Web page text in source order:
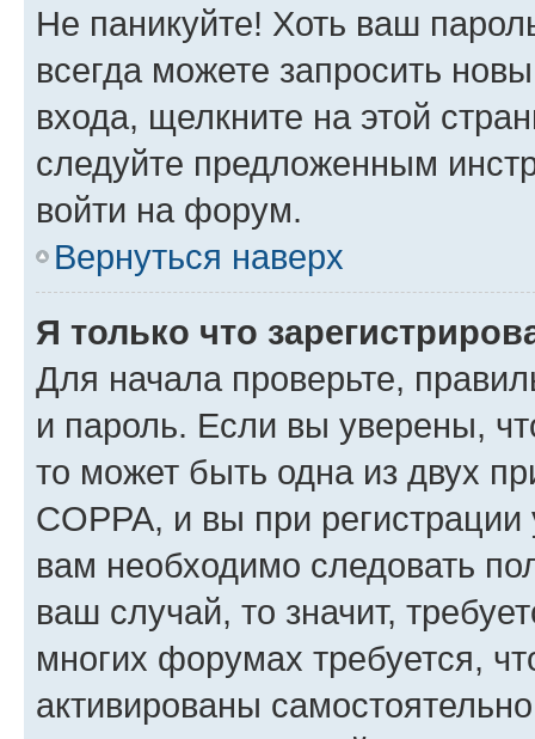
Не паникуйте! Хоть ваш
всегда можете запросить
входа, щелкните на этой
следуйте предложенным
войти на форум.
Вернуться наверх
Я только что
Для начала проверьте,
и пароль. Если вы уверены,
то может быть одна из двух
COPPA, и вы при
вам необходимо следовать
ваш случай, то значит,
многих форумах требуется,
активированы